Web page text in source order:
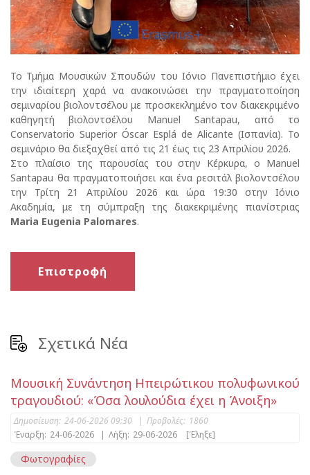
Το Τμήμα Μουσικών Σπουδών του Ιόνιο Πανεπιστήμιο έχει
την ιδιαίτερη χαρά να ανακοινώσει την πραγματοποίηση
σεμιναρίου βιολοντσέλου με προσκεκλημένο τον διακεκριμένο
καθηγητή βιολοντσέλου Manuel Santapau, από το
Conservatorio Superior Óscar Esplá de Alicante (Ισπανία). Το
σεμινάριο θα διεξαχθεί από τις 21 έως τις 23 Απριλίου 2026.
Στο πλαίσιο της παρουσίας του στην Κέρκυρα, ο Manuel
Santapau θα πραγματοποιήσει και ένα ρεσιτάλ βιολοντσέλου
την Τρίτη 21 Απριλίου 2026 και ώρα 19:30 στην Ιόνιο
Ακαδημία, με τη σύμπραξη της διακεκριμένης πιανίστριας
Maria Eugenia Palomares.
Επιστροφή
Σχετικά Νέα
Μουσική Συνάντηση Ηπειρώτικου πολυφωνικού
τραγουδιού: «Όσα λουλούδια έχει η Άνοιξη»
Δημοσίευση: 24-06-2026 09:30 | Προβολές: 1860
Έναρξη: 24-06-2026 | Λήξη: 29-06-2026 [Έληξε]
Φωτογραφίες